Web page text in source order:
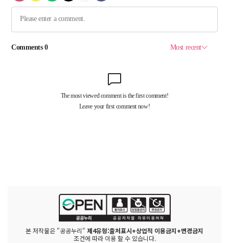
본 저작물은 "공공누리" 제4유형:출처표시+상업적 이용금지+변경금지
조건에 따라 이용 할 수 있습니다.